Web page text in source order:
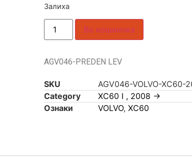
Залиха
Во кошничка
AGV046-PREDEN LEV
SKU
AGV046-VOLVO-XC60-
Category
XC60 I , 2008 ->
Ознаки
VOLVO, XC60